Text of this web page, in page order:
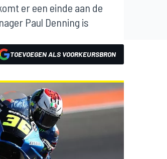
er een einde aan de
Paul Denning is
TOEVOEGEN ALS VOORKEURSBRON